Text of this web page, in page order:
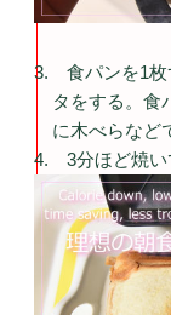
食パンを1
タをする。食
に木べらなど
3分ほど焼い